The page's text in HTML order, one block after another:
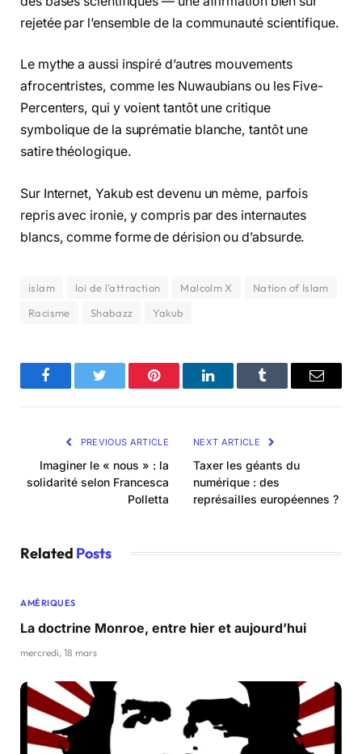
rejetée par l’ensemble de la communauté scientifique.
Le mythe a aussi inspiré d’autres mouvements
afrocentristes, comme les Nuwaubians ou les Five-
Percenters, qui y voient tantôt une critique
symbolique de la suprématie blanche, tantôt une
satire théologique.
Sur Internet, Yakub est devenu un mème, parfois
repris avec ironie, y compris par des internautes
blancs, comme forme de dérision ou d’absurde.
islam loi de l’attraction Malcolm X
Nation of Islam
Racisme
Shabazz Yakub
FacebookTwitter Pinterest LinkedInTumblr Email
PREVIOUS ARTICLE
Imaginer le « nous » : la
solidarité selon Francesca
Polletta
NEXT ARTICLE
Taxer les géants du
numérique : des
représailles européennes ?
Related Posts
AMÉRIQUES
La doctrine Monroe, entre hier et aujourd’hui
mercredi, 18 mars